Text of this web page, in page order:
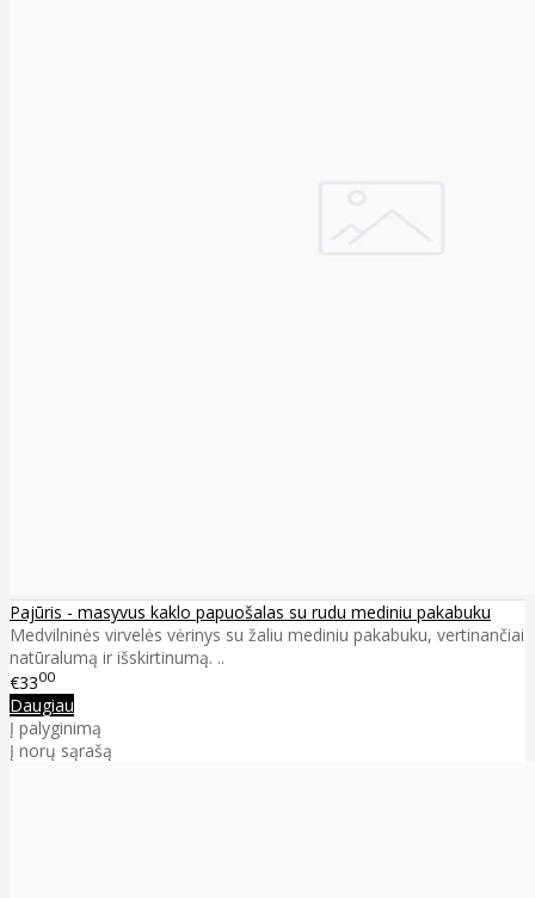
Pajūris - masyvus kaklo papuošalas su rudu mediniu pakabuku
Medvilninės virvelės vėrinys su žaliu mediniu pakabuku, vertinančiai
natūralumą ir išskirtinumą. ..
€3300
Daugiau
Į palyginimą
Į norų sąrašą